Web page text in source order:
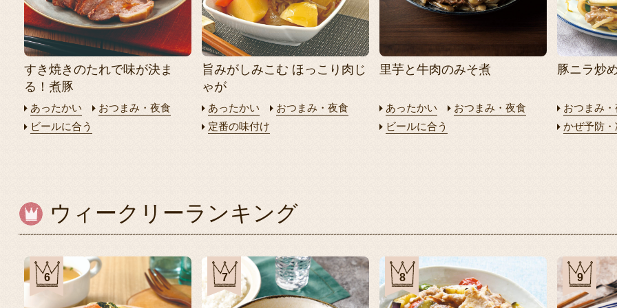
すき焼きのたれで味が決ま
る！煮豚
あったかい
おつまみ・夜食
ビールに合う
旨みがしみこむ ほっこり肉じ
ゃが
あったかい
おつまみ・夜食
定番の味付け
里芋と牛肉のみそ煮
あったかい
おつまみ・夜食
ビールに合う
豚ニラ炒
おつまみ
かぜ予防
ウィークリーランキング
6 7 8 9